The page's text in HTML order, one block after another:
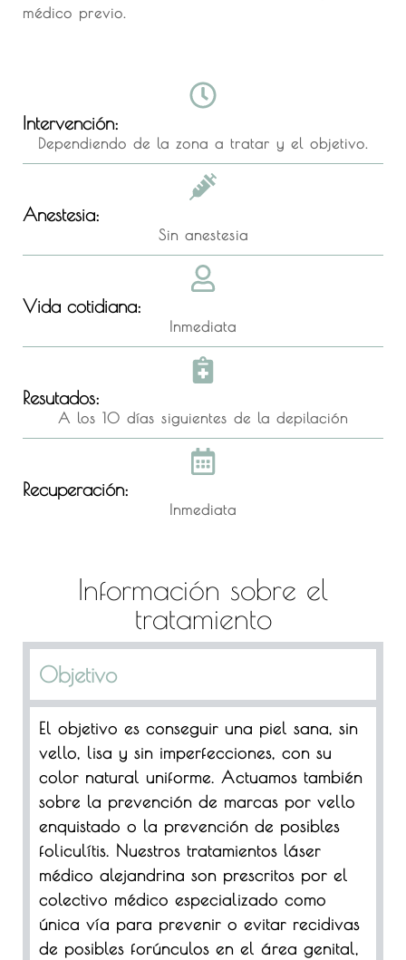
médico previo.
Intervención:
Dependiendo de la zona a tratar y el objetivo.
Anestesia:
Sin anestesia
Vida cotidiana:
Inmediata
Resutados:
A los 10 días siguientes de la depilación
Recuperación:
Inmediata
Información sobre el
tratamiento
Objetivo
El objetivo es conseguir una piel sana, sin
vello, lisa y sin imperfecciones, con su
color natural uniforme. Actuamos también
sobre la prevención de marcas por vello
enquistado o la prevención de posibles
foliculítis. Nuestros tratamientos láser
médico alejandrina son prescritos por el
colectivo médico especializado como
única vía para prevenir o evitar recidivas
de posibles forúnculos en el área genital,